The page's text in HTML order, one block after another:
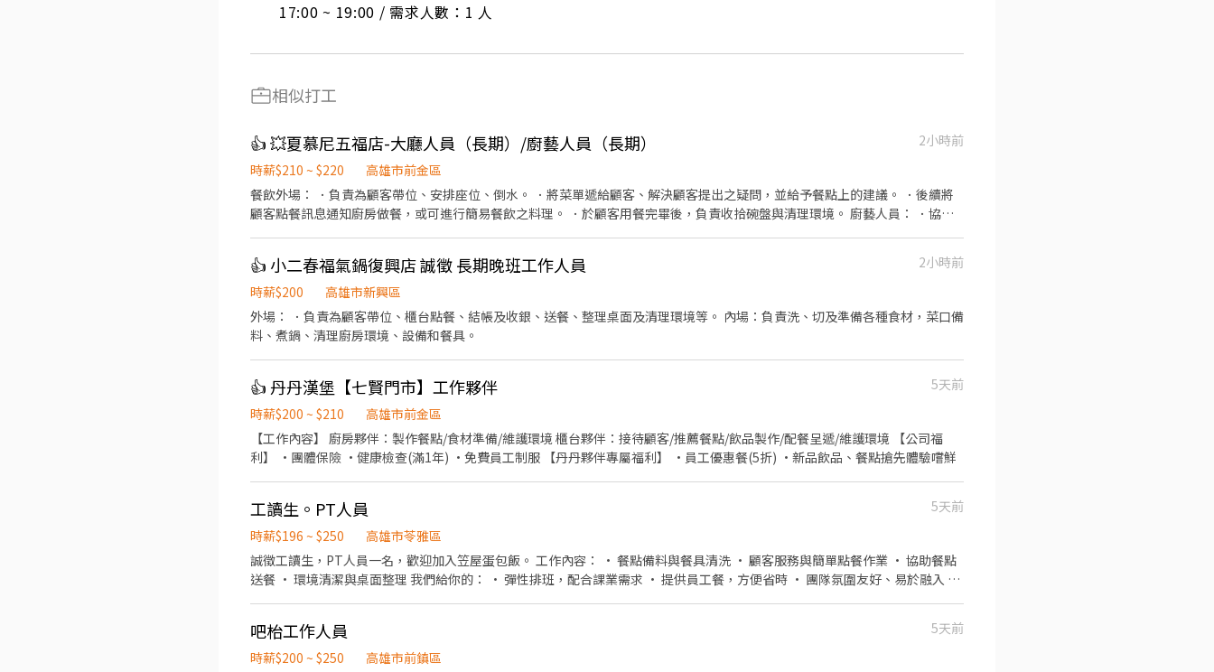
17:00 ~ 19:00 / 需求人數：1 人
相似打工
👍 💥夏慕尼五福店-大廳人員（長期）/廚藝人員（長期）
2小時前
時薪$210 ~ $220
高雄市前金區
餐飲外場： ．負責為顧客帶位、安排座位、倒水。 ．將菜單遞給顧客、解決顧客提出之疑問，並給予餐點上的建議。 ．後續將
顧客點餐訊息通知廚房做餐，或可進行簡易餐飲之料理。 ．於顧客用餐完畢後，負責收拾碗盤與清理環境。 廚藝人員： ．協助
日較忙碌可能會到23:00 一週休二天；若以上都可以接受 於下午14:00或晚上21:00至門店面試
👍 小二春福氣鍋復興店 誠徵 長期晚班工作人員
2小時前
時薪$200
高雄市新興區
外場： ．負責為顧客帶位、櫃台點餐、結帳及收銀、送餐、整理桌面及清理環境等。 內場：負責洗、切及準備各種食材，菜口備
料、煮鍋、清理廚房環境、設備和餐具。
👍 丹丹漢堡【七賢門市】工作夥伴
5天前
時薪$200 ~ $210
高雄市前金區
【工作內容】 廚房夥伴：製作餐點/食材準備/維護環境 櫃台夥伴：接待顧客/推薦餐點/飲品製作/配餐呈遞/維護環境 【公司福
利】 ·團體保險 ·健康檢查(滿1年) ·免費員工制服 【丹丹夥伴專屬福利】 ·員工優惠餐(5折) ·新品飲品、餐點搶先體驗嚐鮮
工讀生。PT人員
5天前
時薪$196 ~ $250
高雄市苓雅區
誠徵工讀生，PT人員一名，歡迎加入笠屋蛋包飯。 工作內容： • 餐點備料與餐具清洗 • 顧客服務與簡單點餐作業 • 協助餐點
送餐 • 環境清潔與桌面整理 我們給你的： • 彈性排班，配合課業需求 • 提供員工餐，方便省時 • 團隊氛圍友好、易於融入 不
吧枱工作人員
5天前
時薪$200 ~ $250
高雄市前鎮區